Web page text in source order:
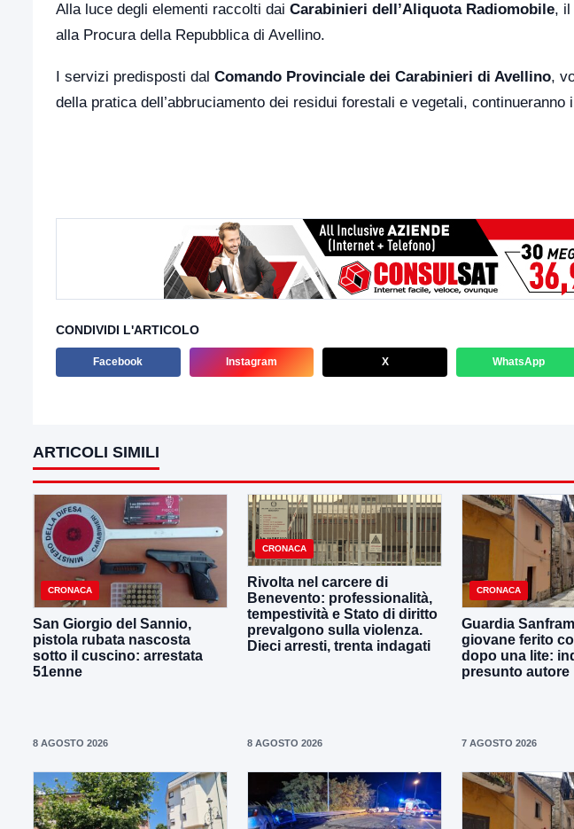
Alla luce degli elementi raccolti dai Carabinieri dell’Aliquota Radiomobile, il
alla Procura della Repubblica di Avellino.
I servizi predisposti dal Comando Provinciale dei Carabinieri di Avellino,
della pratica dell’abbruciamento dei residui forestali e vegetali, continueranno
CONDIVIDI L'ARTICOLO
Facebook Instagram X WhatsApp
ARTICOLI SIMILI
CRONACA
San Giorgio del Sannio,
pistola rubata nascosta
sotto il cuscino: arrestata
51enne
8 AGOSTO 2026
CRONACA
Rivolta nel carcere di
Benevento: professionalità,
tempestività e Stato di diritto
prevalgono sulla violenza.
Dieci arresti, trenta indagati
8 AGOSTO 2026
CRONACA
Guardia
giovane ferito
dopo una lite:
presunto autore
7 AGOSTO 2026